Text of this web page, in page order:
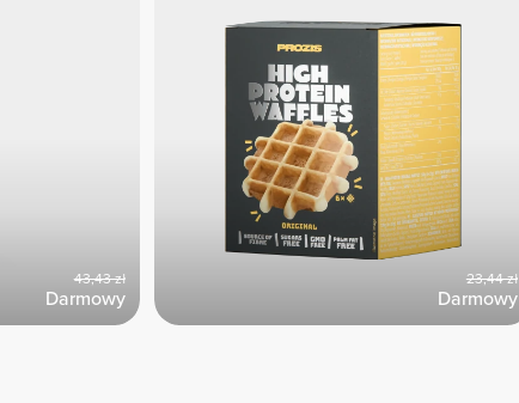
Darmowy
43,43 zł
Darmowy
23,44 zł